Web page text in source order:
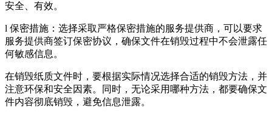
安全、有效。
l 保密措施：选择采取严格保密措施的服务提供商，可以要求
服务提供商签订保密协议，确保文件在销毁过程中不会泄露任
何敏感信息。
在销毁纸质文件时，要根据实际情况选择合适的销毁方法，并
注意环保和安全因素。同时，无论采用哪种方法，都要确保文
件内容彻底销毁，避免信息泄露。